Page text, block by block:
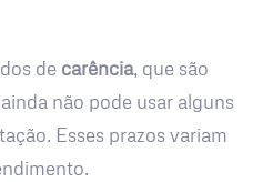
de carência, que são
não pode usar alguns
Esses prazos variam